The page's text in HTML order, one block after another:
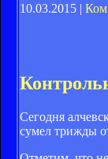
10.03.2015 |
Сегодня
сумел трижды